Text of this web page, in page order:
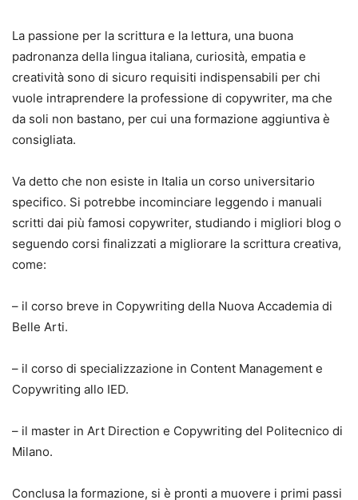
La passione per la scrittura e la lettura, una buona
padronanza della lingua italiana, curiosità, empatia e
creatività sono di sicuro requisiti indispensabili per chi
vuole intraprendere la professione di copywriter, ma che
da soli non bastano, per cui una formazione aggiuntiva è
consigliata.
Va detto che non esiste in Italia un corso universitario
specifico. Si potrebbe incominciare leggendo i manuali
scritti dai più famosi copywriter, studiando i migliori blog o
seguendo corsi finalizzati a migliorare la scrittura creativa,
come:
– il corso breve in Copywriting della Nuova Accademia di
Belle Arti.
– il corso di specializzazione in Content Management e
Copywriting allo IED.
– il master in Art Direction e Copywriting del Politecnico di
Milano.
Conclusa la formazione, si è pronti a muovere i primi passi